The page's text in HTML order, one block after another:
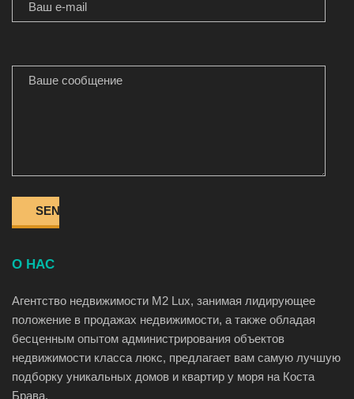
О НАС
Агентство недвижимости M2 Lux, занимая лидирующее
положение в продажах недвижимости, а также обладая
бесценным опытом администрирования объектов
недвижимости класса люкс, предлагает вам самую лучшую
подборку уникальных домов и квартир у моря на Коста
Брава.